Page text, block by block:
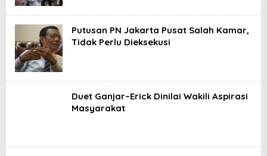
Putusan PN Jakarta Pusat Salah Kamar,
Tidak Perlu Dieksekusi
Duet Ganjar–Erick Dinilai Wakili Aspirasi
Masyarakat